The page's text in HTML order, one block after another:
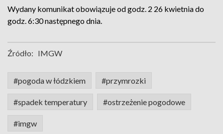
Wydany komunikat obowiązuje od godz. 2 26 kwietnia do
godz. 6:30 następnego dnia.
Źródło: IMGW
#pogoda w łódzkiem #przymrozki
#spadek temperatury #ostrzeżenie pogodowe
#imgw